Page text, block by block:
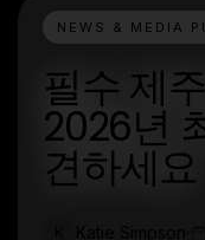
NEWS & MEDIA
필수 제
2026년
견하세요